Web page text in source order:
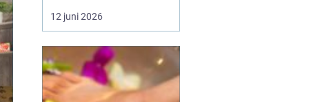
tomt till en funktionell,
vacker och långsiktigt
...
12 juni 2026